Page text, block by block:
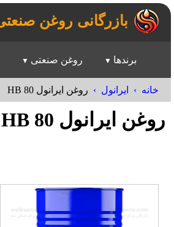
بازرگانی روغن
برندها روغن صنعتی
خانه ایرانول روغن ایرانول HB 80
روغن ایرانول HB 80